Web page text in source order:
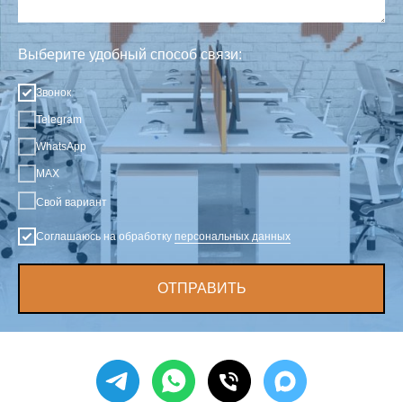
Выберите удобный способ связи:
Звонок
Telegram
WhatsApp
MAX
Свой вариант
Соглашаюсь на обработку персональных данных
ОТПРАВИТЬ